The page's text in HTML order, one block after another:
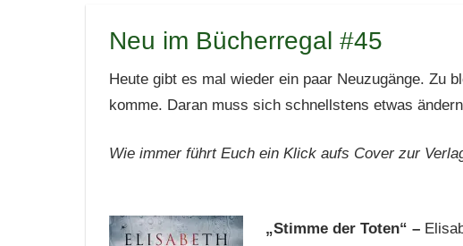
Neu im Bücherregal #45
Heute gibt es mal wieder ein paar Neuzugänge. Zu
komme. Daran muss sich schnellstens etwas
Wie immer führt Euch ein Klick aufs Cover zur
„Stimme der Toten“ –